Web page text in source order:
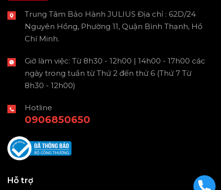
Trung Tâm Bảo Hành JULIUS Địa chỉ : 62D/24
Nguyên Hồng, Phường 11, Quận Bình Thạnh, Hồ
Chí Minh.
Giờ làm việc: Từ 8h30 - 12h00 | 14h00 - 17h00 các
ngày trong tuần từ Thứ 2 đến thứ 6 (Thứ 7 Từ
8h30 - 12h00)
Hotline
0906850650
Hỗ trợ